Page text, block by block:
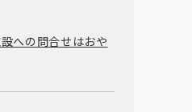
への問合せはおや